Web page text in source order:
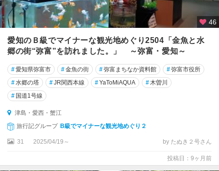
46
愛知のＢ級でマイナーな観光地めぐり2504「金魚と水
郷の街“弥富”を訪れました。」 ～弥富・愛知～
#愛知県弥富市 #金魚の街 #弥富まちなか資料館 #弥富市役所
#水郷の塔 #JR関西本線 #YaToMiAQUA #木曽川
# 国道1号線
津島・愛西・蟹江
旅行記グループ B級でマイナーな観光地めぐり２
31 2025/04/19～ by たぬき２号さん
投稿日：9ヶ月前